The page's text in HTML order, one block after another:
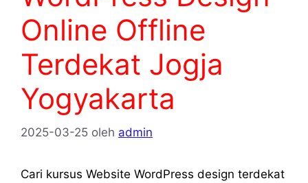
Online Offline
Terdekat Jogja
Yogyakarta
2025-03-25 oleh admin
Cari kursus Website WordPress design terdekat